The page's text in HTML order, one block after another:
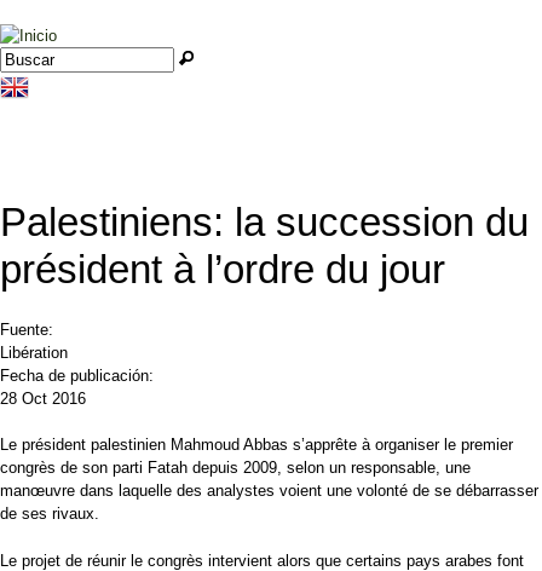
Jump to navigation
Formulario de búsqueda
Buscar
Palestiniens: la succession du
président à l’ordre du jour
Fuente:
Libération
Fecha de publicación:
28 Oct 2016
Le président palestinien Mahmoud Abbas s’apprête à organiser le premier
congrès de son parti Fatah depuis 2009, selon un responsable, une
manœuvre dans laquelle des analystes voient une volonté de se débarrasser
de ses rivaux.
Le projet de réunir le congrès intervient alors que certains pays arabes font